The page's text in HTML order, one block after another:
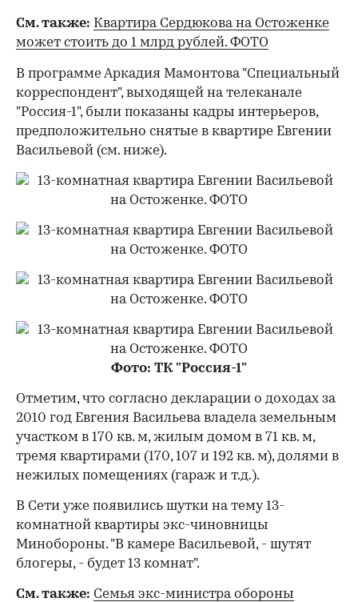
См. также: Квартира Сердюкова на Остоженке
может стоить до 1 млрд рублей. ФОТО
00:00 / 00:00
В программе Аркадия Мамонтова "Специальный
корреспондент", выходящей на телеканале
"Россия-1", были показаны кадры интерьеров,
предположительно снятые в квартире Евгении
Васильевой (см. ниже).
Фото: ТК "Россия-1"
Отметим, что согласно декларации о доходах за
2010 год Евгения Васильева владела земельным
участком в 170 кв. м, жилым домом в 71 кв. м,
тремя квартирами (170, 107 и 192 кв. м), долями в
нежилых помещениях (гараж и т.д.).
В Сети уже появились шутки на тему 13-
комнатной квартиры экс-чиновницы
Минобороны. "В камере Васильевой, - шутят
блогеры, - будет 13 комнат".
См. также: Семья экс-министра обороны